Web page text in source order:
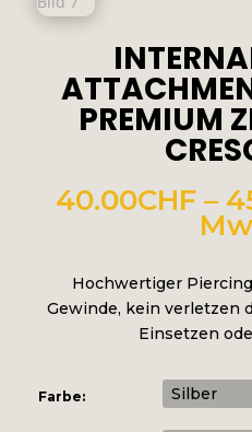
PREMIUM
40.00CHF –
Hochwertiger
Gewinde, kein verletzen
Einsetzen
Farbe: